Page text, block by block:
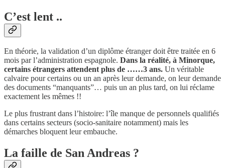
C’est lent ..
En théorie, la validation d’un diplôme étranger doit être traitée en 6
mois par l’administration espagnole. Dans la réalité, à Minorque,
certains étrangers attendent plus de ……3 ans. Un véritable
calvaire pour certains ou un an après leur demande, on leur demande
des documents “manquants”… puis un an plus tard, on lui réclame
exactement les mêmes !!
Le plus frustrant dans l’histoire: l’île manque de personnels qualifiés
dans certains secteurs (socio-sanitaire notamment) mais les
démarches bloquent leur embauche.
La faille de San Andreas ?